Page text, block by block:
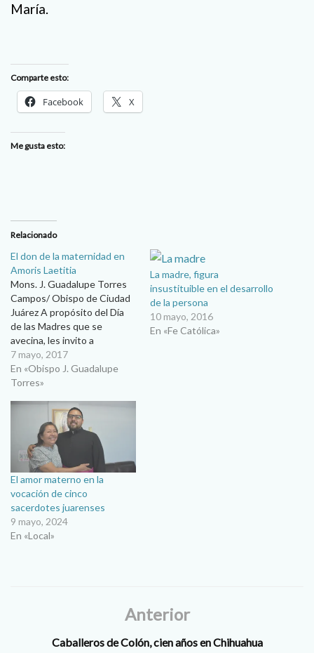
María.
Comparte esto:
Facebook X
Me gusta esto:
Relacionado
El don de la maternidad en
Amoris Laetitia
Mons. J. Guadalupe Torres
Campos/ Obispo de Ciudad
Juárez A propósito del Día
de las Madres que se
avecina, les invito a
reflexionar unas ideas sobre
el capítulo quinto de la
Exhortación apostólica
Francisco, que lleva el título
“Amor que se vuelve
fecundo” y habla sobre…
7 mayo, 2017
En «Obispo J. Guadalupe
Torres»
La madre, figura
insustituible en el desarrollo
de la persona
10 mayo, 2016
En «Fe Católica»
El amor materno en la
vocación de cinco
sacerdotes juarenses
9 mayo, 2024
En «Local»
Anterior
Caballeros de Colón, cien años en Chihuahua